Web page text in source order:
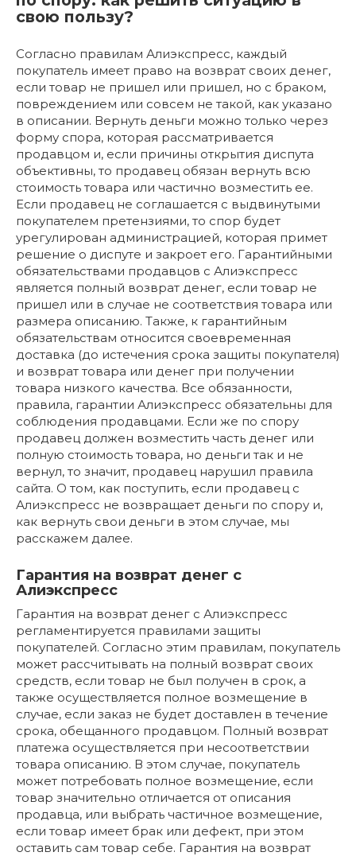
свою пользу?
Согласно правилам Алиэкспресс, каждый
покупатель имеет право на возврат своих денег,
если товар не пришел или пришел, но с браком,
повреждением или совсем не такой, как указано
в описании. Вернуть деньги можно только через
форму спора, которая рассматривается
продавцом и, если причины открытия диспута
объективны, то продавец обязан вернуть всю
стоимость товара или частично возместить ее.
Если продавец не соглашается с выдвинутыми
покупателем претензиями, то спор будет
урегулирован администрацией, которая примет
решение о диспуте и закроет его. Гарантийными
обязательствами продавцов с Алиэкспресс
является полный возврат денег, если товар не
пришел или в случае не соответствия товара или
размера описанию. Также, к гарантийным
обязательствам относится своевременная
доставка (до истечения срока защиты покупателя)
и возврат товара или денег при получении
товара низкого качества. Все обязанности,
правила, гарантии Алиэкспресс обязательны для
соблюдения продавцами. Если же по спору
продавец должен возместить часть денег или
полную стоимость товара, но деньги так и не
вернул, то значит, продавец нарушил правила
сайта. О том, как поступить, если продавец с
Алиэкспресс не возвращает деньги по спору и,
как вернуть свои деньги в этом случае, мы
расскажем далее.
Гарантия на возврат денег с
Алиэкспресс
Гарантия на возврат денег с Алиэкспресс
регламентируется правилами защиты
покупателей. Согласно этим правилам, покупатель
может рассчитывать на полный возврат своих
средств, если товар не был получен в срок, а
также осуществляется полное возмещение в
случае, если заказ не будет доставлен в течение
срока, обещанного продавцом. Полный возврат
платежа осуществляется при несоответствии
товара описанию. В этом случае, покупатель
может потребовать полное возмещение, если
товар значительно отличается от описания
продавца, или выбрать частичное возмещение,
если товар имеет брак или дефект, при этом
оставить сам товар себе. Гарантия на возврат